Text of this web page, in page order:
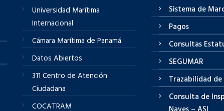
Universidad Marítima
Internacional
Cámara Marítima de Panamá
Datos Abiertos
311 Centro de Atención
Ciudadana
COCATRAM
Sistema de
Pagos
Consultas
SEGUMAR
Trazabilidad
Consulta de